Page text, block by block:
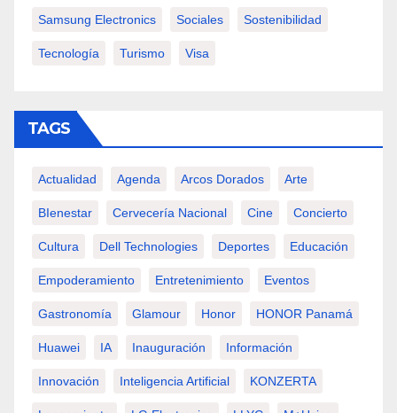
Samsung Electronics Sociales Sostenibilidad
Tecnología Turismo Visa
TAGS
Actualidad Agenda Arcos Dorados Arte
BIenestar Cervecería Nacional Cine Concierto
Cultura Dell Technologies Deportes Educación
Empoderamiento Entretenimiento Eventos
Gastronomía Glamour Honor HONOR Panamá
Huawei IA Inauguración Información
Innovación Inteligencia Artificial KONZERTA